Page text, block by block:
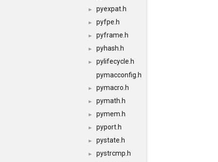
► pyexpat.h
► pyfpe.h
► pyframe.h
► pyhash.h
►
pylifecycle.h
pymacconfig.h
► pymacro.h
► pymath.h
► pymem.h
► pyport.h
► pystate.h
► pystrcmp.h